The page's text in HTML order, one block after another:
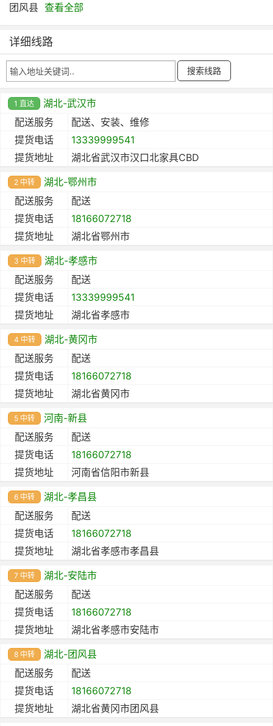
团风县 查看全部
详细线路
1 直达
湖北-武汉市
配送服务
配送、安装、维修
提货电话
13339999541
提货地址
湖北省武汉市汉口北家具CBD
2 中转
湖北-鄂州市
配送服务
配送
提货电话
18166072718
提货地址
湖北省鄂州市
3 中转
湖北-孝感市
配送服务
配送
提货电话
13339999541
提货地址
湖北省孝感市
4 中转
湖北-黄冈市
配送服务
配送
提货电话
18166072718
提货地址
湖北省黄冈市
5 中转
河南-新县
配送服务
配送
提货电话
18166072718
提货地址
河南省信阳市新县
6 中转
湖北-孝昌县
配送服务
配送
提货电话
18166072718
提货地址
湖北省孝感市孝昌县
7 中转
湖北-安陆市
配送服务
配送
提货电话
18166072718
提货地址
湖北省孝感市安陆市
8 中转
湖北-团风县
配送服务
配送
提货电话
18166072718
提货地址
湖北省黄冈市团风县